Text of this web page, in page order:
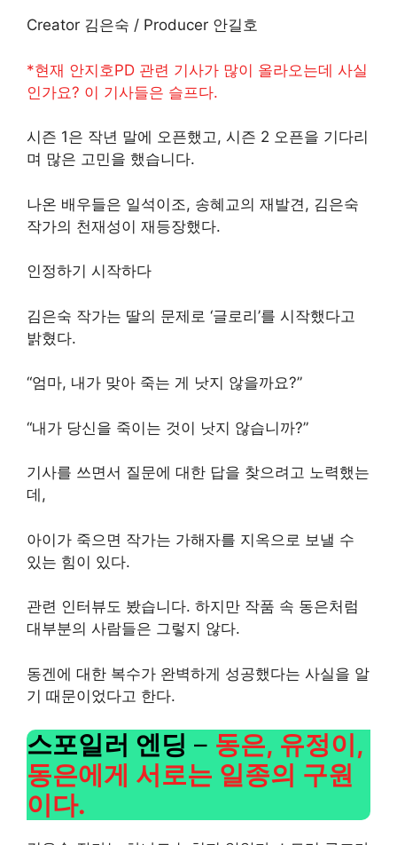
Creator 김은숙 / Producer 안길호
*현재 안지호PD 관련 기사가 많이 올라오는데 사실
인가요? 이 기사들은 슬프다.
시즌 1은 작년 말에 오픈했고, 시즌 2 오픈을 기다리
며 많은 고민을 했습니다.
나온 배우들은 일석이조, 송혜교의 재발견, 김은숙
작가의 천재성이 재등장했다.
인정하기 시작하다
김은숙 작가는 딸의 문제로 ‘글로리’를 시작했다고
밝혔다.
“엄마, 내가 맞아 죽는 게 낫지 않을까요?”
“내가 당신을 죽이는 것이 낫지 않습니까?”
기사를 쓰면서 질문에 대한 답을 찾으려고 노력했는
데,
아이가 죽으면 작가는 가해자를 지옥으로 보낼 수
있는 힘이 있다.
관련 인터뷰도 봤습니다. 하지만 작품 속 동은처럼
대부분의 사람들은 그렇지 않다.
동겐에 대한 복수가 완벽하게 성공했다는 사실을 알
기 때문이었다고 한다.
스포일러 엔딩 – 동은, 유정이,
동은에게 서로는 일종의 구원
이다.